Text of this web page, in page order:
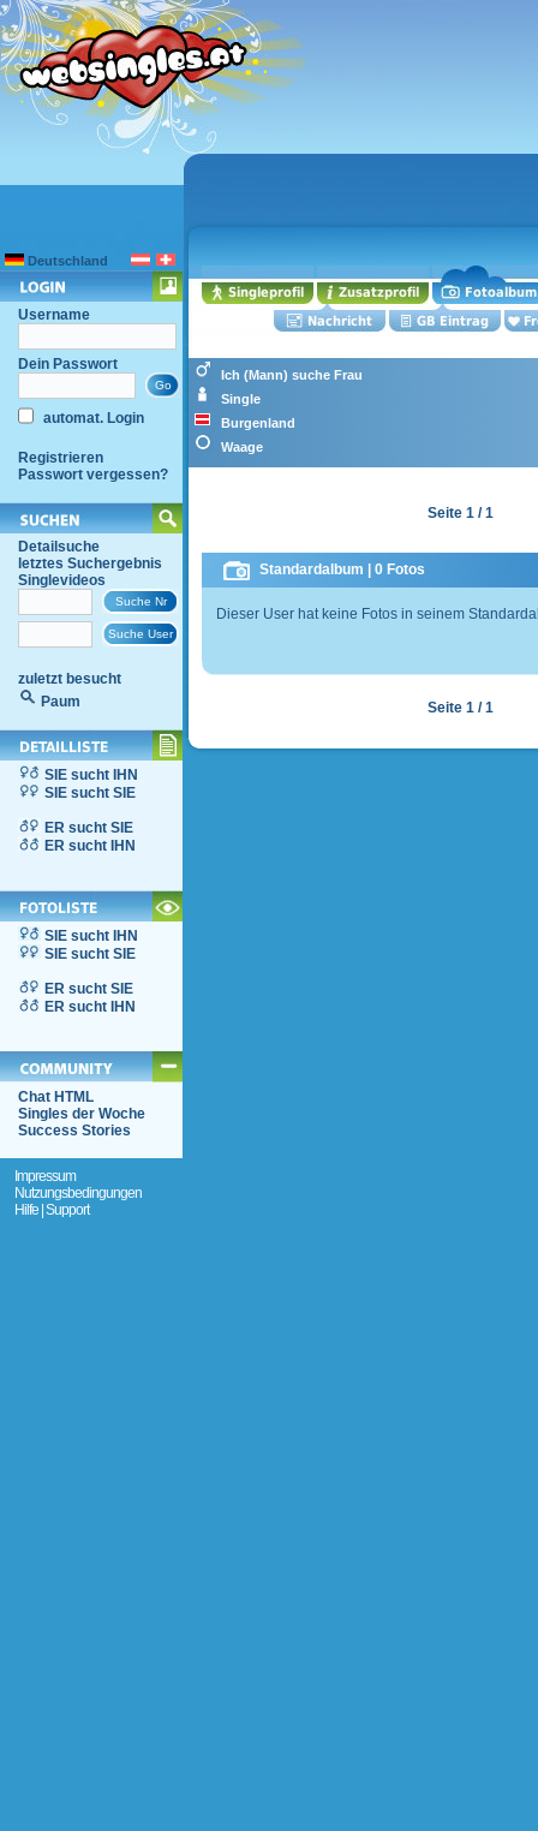
Deutschland
Username
Dein Passwort
automat. Login
Registrieren
Passwort vergessen?
Detailsuche
letztes Suchergebnis
Singlevideos
zuletzt besucht
Paum
SIE sucht IHN
SIE sucht SIE
ER sucht SIE
ER sucht IHN
SIE sucht IHN
SIE sucht SIE
ER sucht SIE
ER sucht IHN
Chat HTML
Singles der Woche
Success Stories
Impressum
Nutzungsbedingungen
Hilfe | Support
Ich (Mann) suche Frau
Single
Burgenland
Waage
Seite 1 / 1
Standardalbum | 0 Fotos
Dieser User hat keine Fotos in seinem
Seite 1 / 1